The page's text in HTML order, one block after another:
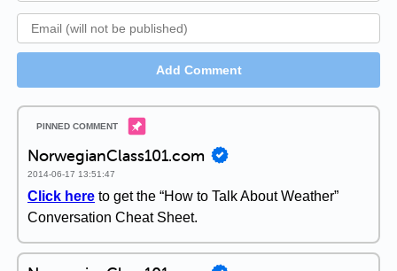
Add Comment
NorwegianClass101.com
2014-06-17 13:51:47
Click here to get the “How to Talk About Weather”
Conversation Cheat Sheet.